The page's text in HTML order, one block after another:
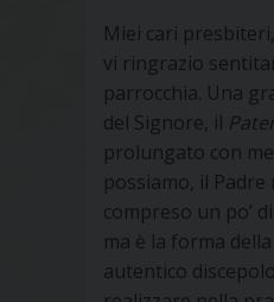
Miei cari
vi ringrazio
parrocchia. Una
del Signore, il Pater
prolungato con
possiamo, il
compreso un po’
ma è la forma
autentico